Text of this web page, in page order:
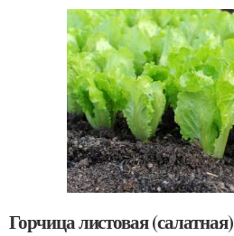
Горчица листовая (салатная)